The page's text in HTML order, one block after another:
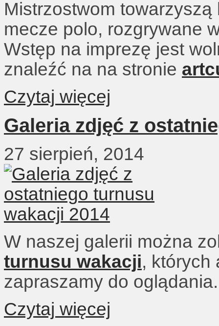
Mistrzostwom
mecze polo, rozgrywane
Wstęp na imprezę jest
znaleźć na na stronie
Czytaj więcej
Galeria zdjęć z
27 sierpień, 2014
W naszej galerii można
turnusu wakacji, których
zapraszamy do oglądania.
Czytaj więcej